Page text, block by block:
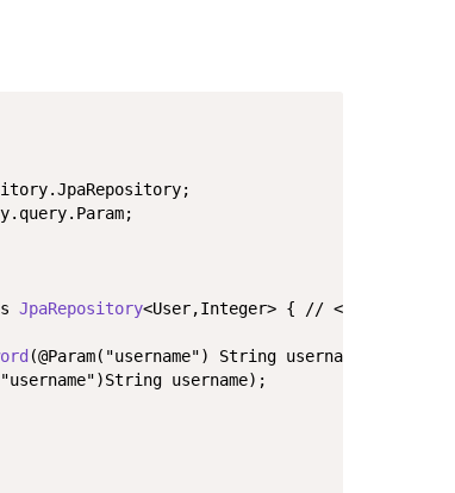
JpaRepository<User,Integer> { // <오브젝트 타입
(@Param("username") String username,
String username) ;